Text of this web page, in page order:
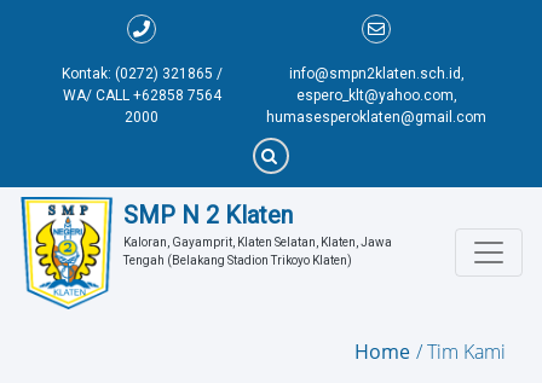
Kontak: (0272) 321865 /
WA/ CALL +62858 7564
2000
info@smpn2klaten.sch.id,
espero_klt@yahoo.com,
humasesperoklaten@gmail.com
SMP N 2 Klaten
Kaloran, Gayamprit, Klaten Selatan, Klaten, Jawa
Tengah (Belakang Stadion Trikoyo Klaten)
Home Tim Kami